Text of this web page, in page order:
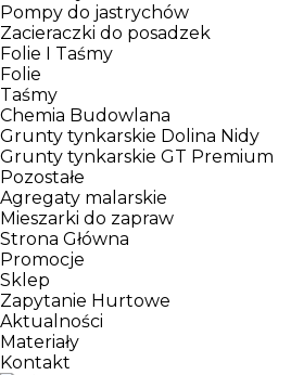
Pompy do jastrychów
Zacieraczki do posadzek
Folie I Taśmy
Folie
Taśmy
Chemia Budowlana
Grunty tynkarskie Dolina Nidy
Grunty tynkarskie GT Premium
Pozostałe
Agregaty malarskie
Mieszarki do zapraw
Strona Główna
Promocje
Sklep
Zapytanie Hurtowe
Aktualności
Materiały
Kontakt